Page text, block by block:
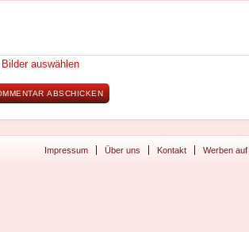
Bilder auswählen
Impressum Über uns Kontakt Werben